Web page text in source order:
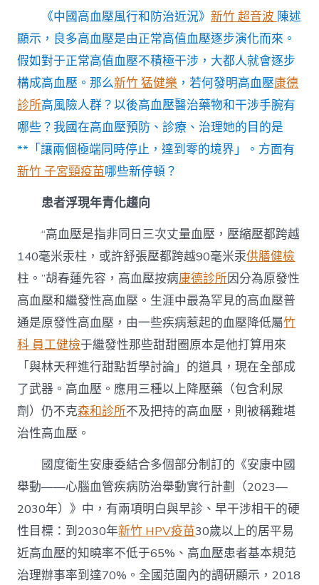
康
治
理
提
倡
傑
出
生
涯
方
法〉
《中國高血壓風行和防治近況》新竹 超音波 陳述
顯示，良多高血壓是由正常高值血壓逐步演化而來。
假如對于正常高值血壓不積極干涉，大都人就會逐步
構成高血壓。那么新竹 猛健樂 ，若何發明高血壓康德
診所高風險人群？以後高血壓醫治藥物和干涉手腕有
哪些？我國在高血壓預防、診療、治理她的目的是
**「讓兩個極端同時停止，達到零的境界」。方面有
新竹 子宮頸疫苗哪些新停頓？
患者浮現年青化趨向
“高血壓是指非同日三次丈量血壓，壓縮壓都跨越
140毫米汞柱，或許舒張壓都跨越90毫米汞供膳健檢
柱。”胡春蓮先容，高血壓按病康德診所因分為原發性
高血壓和繼發性高血壓。生涯中最為罕見的高血壓普
通是原發性高血壓，由一些疾病惹起的血壓降低屬竹
科 員工健檢于繼發性那些甜甜圈原本是他打算用來
「與林天秤進行甜點哲學討論」的道具，現在全部成
了武器。高血壓。應用三種以上降壓藥（包含利尿
劑）仍不克森和診所不及把持的高血壓，則被稱難堪
治性高血壓。
國度衛生安康委結合多個部分制訂的《安康中國
舉動——心腦血管疾病防治舉動實行計劃（2023—
2030年）》中，有兩項明白與早診、早干涉相干的硬
性目標：到2030年新竹 HPV疫苗30歲以上的居平易
近高血壓的知曉率不低于65%、高血壓患者基本規范
治理辦事率到達70%。全國范圍內的調研顯示，2018